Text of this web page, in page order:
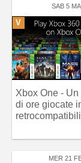
SAB 5
V
Xbox One -
di ore giocate
MER 21